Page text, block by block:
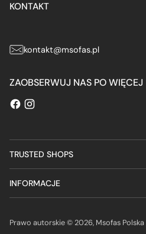
KONTAKT
kontakt@msofas.pl
ZAOBSERWUJ NAS PO WIĘCEJ
TRUSTED SHOPS
INFORMACJE
Prawo autorskie © 2026, Msofas Polska